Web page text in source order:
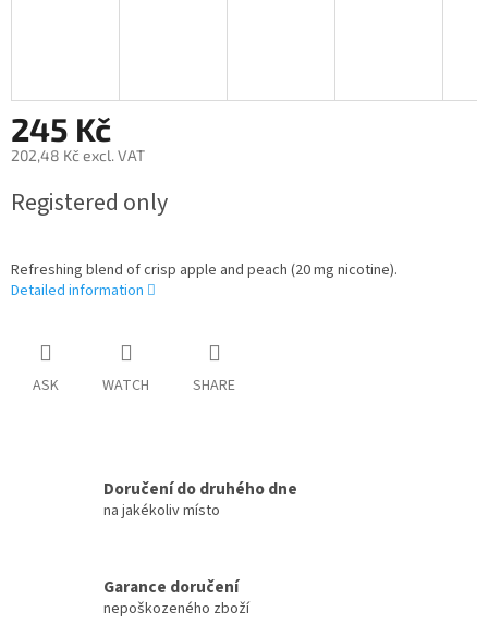
245 Kč
202,48 Kč excl. VAT
price:
Registered only
Refreshing blend of crisp apple and peach (20 mg nicotine).
Detailed information
ASK WATCH SHARE
Doručení do druhého dne
na jakékoliv místo
Garance doručení
nepoškozeného zboží